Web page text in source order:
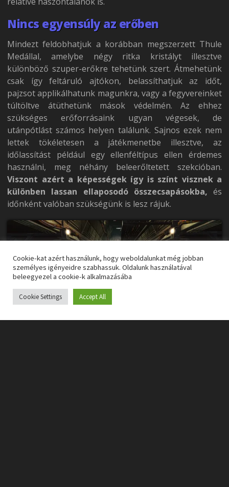
Nincs egyensúly az erőben
Mindezt feldobhatjuk a korábban megszerzett Thule
Medállal, amelybe négy ritka kristályt illesztve
különböző szuper-erőkre tehetünk szert. Átmehetünk
csak így feltáruló ajtókon, belassíthatjuk az időt,
pajzsot applikálhatunk magunkra, vagy a fegyvereinket
túltöltve átüthetünk mások védelmén. Az ehhez
szükséges erőforrásaink ugyan végesek, de
utánpótlást számos helyen találunk. Sajnos ezek nem
lettek tökéletesen a játékmenetbe illesztve, az
időlassítást például egy ellenféltípus ellen érdemes
használni, meg néhány beleerőltetett szekcióban.
Viszont azért a képességek így is színt visznek a
különben lassan ellaposodó összecsapásokba, és
időnként valóban szükségünk is lesz rájuk.
Cookie-kat azért használunk, hogy weboldalunkat még jobban
személyes igényeidre szabhassuk. Oldalunk használatával
beleegyezel a cookie-k alkalmazásába
Cookie Settings Accept All